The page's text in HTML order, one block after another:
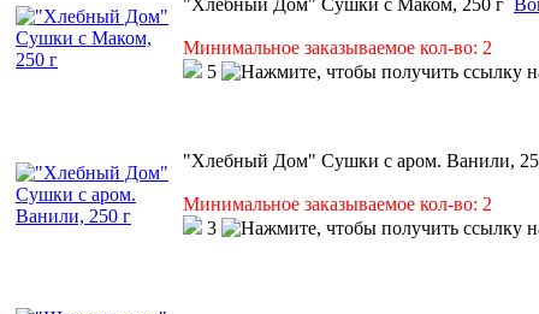
Минимальное заказываемое кол-во: 2
5
"Хлебный Дом" Сушки с аром. Ванили,
Минимальное заказываемое кол-во: 2
3